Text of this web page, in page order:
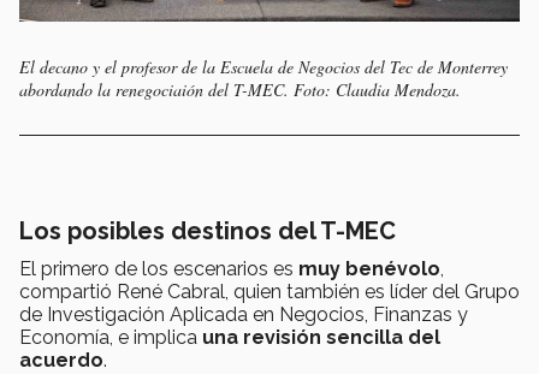
El decano y el profesor de la Escuela de Negocios del Tec de Monterrey
abordando la renegociaión del T-MEC. Foto: Claudia Mendoza.
Los posibles destinos del T-MEC
El primero de los escenarios es muy benévolo,
compartió René Cabral, quien también es líder del Grupo
de Investigación Aplicada en Negocios, Finanzas y
Economía, e implica una revisión sencilla del
acuerdo.